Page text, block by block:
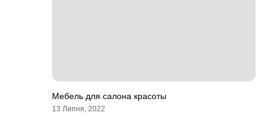
Мебель для салона красоты
13 Липня, 2022